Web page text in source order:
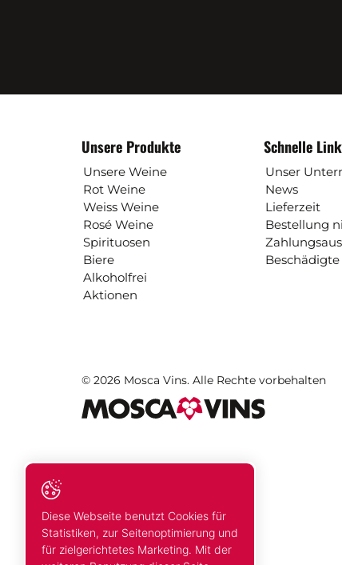
Unsere Produkte
Unsere Weine
Rot Weine
Weiss Weine
Rosé Weine
Spirituosen
Biere
Alkoholfrei
Aktionen
Schnelle
Unser
News
Lieferzeit
Bestellung
© 2026 Mosca Vins. Alle Rechte vorbehalten
Diese Webseite benutzt Cookies für
Statistiken, zur Seitenoptimierung und
für zielgerichtetes Marketing. Mit der